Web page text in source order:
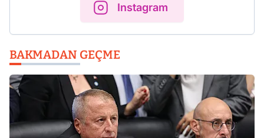
Instagram
BAKMADAN GEÇME